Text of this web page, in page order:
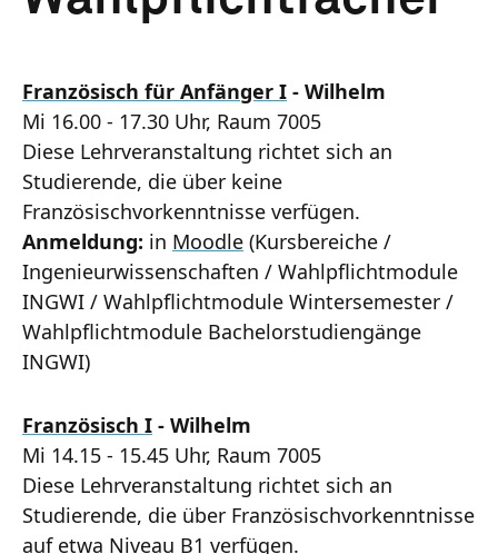
Französisch für Anfänger I - Wilhelm
Mi 16.00 - 17.30 Uhr, Raum 7005
Diese Lehrveranstaltung richtet sich an
Studierende, die über keine
Französischvorkenntnisse verfügen.
Anmeldung: in Moodle (Kursbereiche /
Ingenieurwissenschaften / Wahlpflichtmodule
INGWI / Wahlpflichtmodule Wintersemester /
Wahlpflichtmodule Bachelorstudiengänge
INGWI)
Französisch I - Wilhelm
Mi 14.15 - 15.45 Uhr, Raum 7005
Diese Lehrveranstaltung richtet sich an
Studierende, die über Französischvorkenntnisse
auf etwa Niveau B1 verfügen.